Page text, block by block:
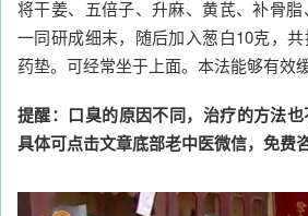
将干姜、五倍子、升麻、黄芪、补骨
一同研成细末，随后加入葱白10克，
药垫。可经常坐于上面。本法能够有效
提醒：口臭的原因不同，治疗的方法也
具体可点击文章底部老中医微信，免费